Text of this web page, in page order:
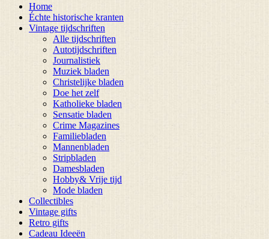
Home
Échte historische kranten
Vintage tijdschriften
Alle tijdschriften
Autotijdschriften
Journalistiek
Muziek bladen
Christelijke bladen
Doe het zelf
Katholieke bladen
Sensatie bladen
Crime Magazines
Familiebladen
Mannenbladen
Stripbladen
Damesbladen
Hobby& Vrije tijd
Mode bladen
Collectibles
Vintage gifts
Retro gifts
Cadeau Ideeën